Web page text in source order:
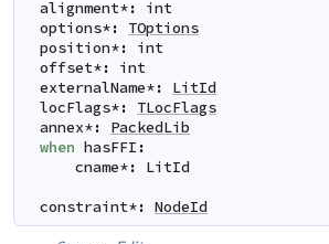
alignment*:
int
options*:
TOptions
position*:
int
offset*:
int
externalName*:
LitId
locFlags*:
TLocFlags
annex*:
PackedLib
when hasFFI :
cname*: LitId
constraint*: NodeId